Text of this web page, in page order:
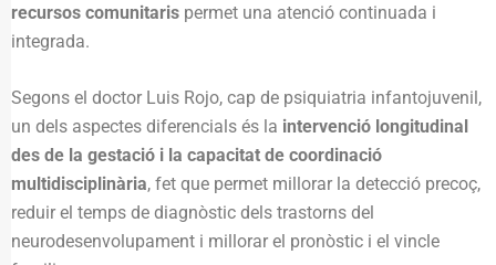
recursos comunitaris permet una atenció continuada i
integrada.
Segons el doctor Luis Rojo, cap de psiquiatria infantojuvenil,
un dels aspectes diferencials és la intervenció longitudinal
des de la gestació i la capacitat de coordinació
multidisciplinària, fet que permet millorar la detecció precoç,
reduir el temps de diagnòstic dels trastorns del
neurodesenvolupament i millorar el pronòstic i el vincle